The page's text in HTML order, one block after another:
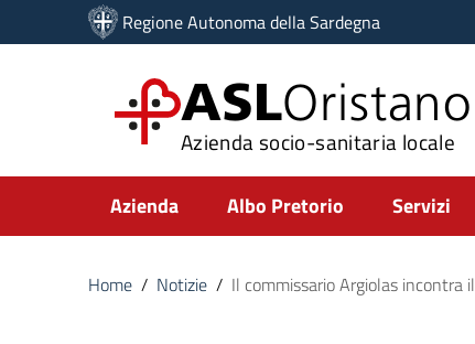
Vai ai contenuti
Vai al menu di navigazione
Regione Autonoma della Sardegna
ASLOristano
Azienda socio-sanitaria locale
Submenu
Azienda Albo Pretorio Servizi
Home / Notizie / Il commissario Argiolas incontra